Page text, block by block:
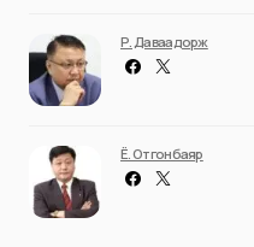
Р. Даваадорж
Ё. Отгонбаяр